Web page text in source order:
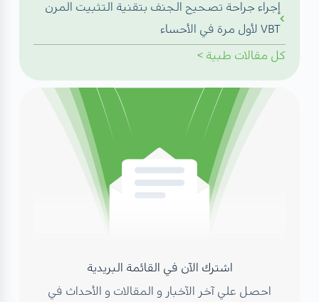
إجراء جراحة تصحيح الجنف بتقنية التثبيت المرن
VBT لأول مرة في الأحساء
كل مقالات طبية >
اشترك الآن في القائمة البريدية
احصل علي آخر الآخبار و المقالات و الأحداث في